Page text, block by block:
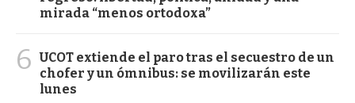
mirada “menos ortodoxa”
6 UCOT extiende el paro tras el secuestro de un
chofer y un ómnibus: se movilizarán este
lunes